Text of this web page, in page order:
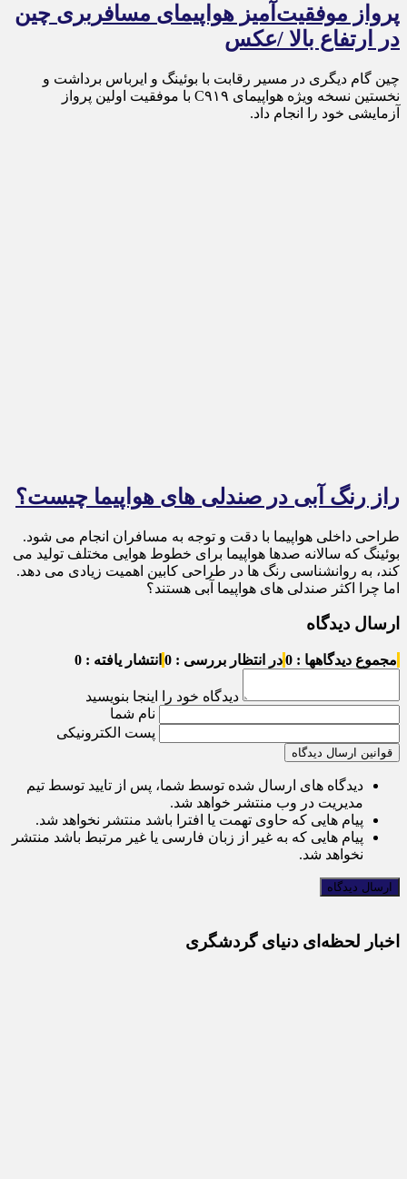
پرواز موفقیت‌آمیز هواپیمای مسافربری چین
در ارتفاع بالا /عکس
چین گام دیگری در مسیر رقابت با بوئینگ و ایرباس برداشت و
نخستین نسخه ویژه هواپیمای C۹۱۹ با موفقیت اولین پرواز
آزمایشی خود را انجام داد.
راز رنگ آبی در صندلی های هواپیما چیست؟
طراحی داخلی هواپیما با دقت و توجه به مسافران انجام می شود.
بوئینگ که سالانه صدها هواپیما برای خطوط هوایی مختلف تولید می
کند، به روانشناسی رنگ ها در طراحی کابین اهمیت زیادی می دهد.
اما چرا اکثر صندلی های هواپیما آبی هستند؟
ارسال دیدگاه
مجموع دیدگاهها : 0 در انتظار بررسی : 0 انتشار یافته : 0
دیدگاه خود را اینجا بنویسید
نام شما
پست الکترونیکی
قوانین ارسال دیدگاه
دیدگاه های ارسال شده توسط شما، پس از تایید توسط تیم
مدیریت در وب منتشر خواهد شد.
پیام هایی که حاوی تهمت یا افترا باشد منتشر نخواهد شد.
پیام هایی که به غیر از زبان فارسی یا غیر مرتبط باشد منتشر
نخواهد شد.
اخبار لحظه‌ای دنیای گردشگری